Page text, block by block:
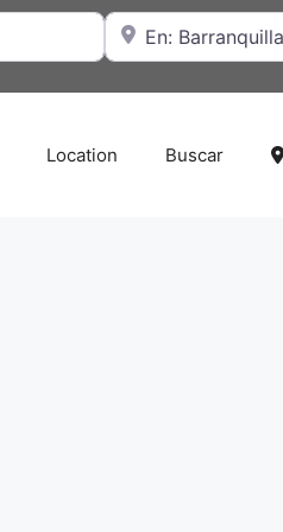
Cerca de
Location Buscar